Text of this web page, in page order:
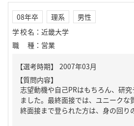
08年卒 理系
男性
学校名 ： 近畿大学
職種 ： 営業
【質問内容】
志望動機や自己PRはもちろん、研
ました。最終面接では、ユニークな
終面接まで登られた方は、身の回り